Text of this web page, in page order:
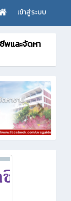
เข้าสู่ระบบ
พและจัดหา